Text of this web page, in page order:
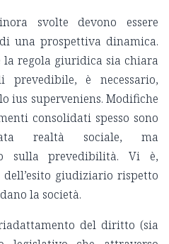
svolte devono essere
una prospettiva dinamica.
la regola giuridica sia chiara
è necessario,
ius superveniens. Modifiche
consolidati spesso sono
realtà sociale, ma
sulla prevedibilità. Vi è,
giudiziario rispetto
la società.
del diritto (sia